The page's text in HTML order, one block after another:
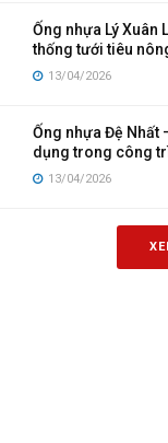
Ống nhựa Lý Xuân
thống tưới tiêu
13/04/2026
Ống nhựa Đệ Nhất
dụng trong công
13/04/2026